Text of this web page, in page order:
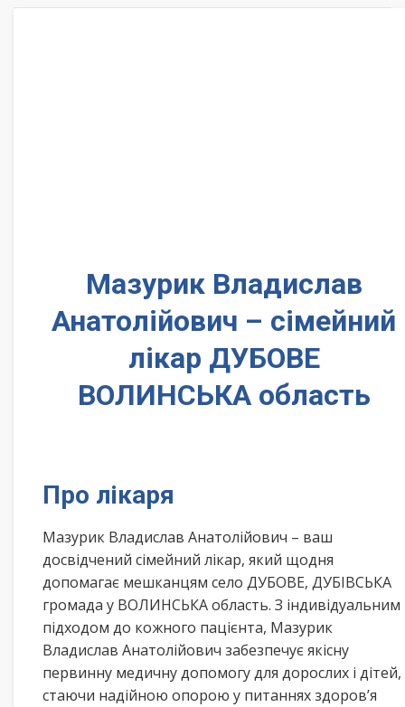
Мазурик Владислав
Анатолійович – сімейний
лікар ДУБОВЕ
ВОЛИНСЬКА область
Про лікаря
Мазурик Владислав Анатолійович – ваш
досвідчений сімейний лікар, який щодня
допомагає мешканцям село ДУБОВЕ, ДУБІВСЬКА
громада у ВОЛИНСЬКА область. З індивідуальним
підходом до кожного пацієнта, Мазурик
Владислав Анатолійович забезпечує якісну
первинну медичну допомогу для дорослих і дітей,
стаючи надійною опорою у питаннях здоров’я